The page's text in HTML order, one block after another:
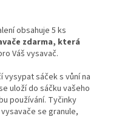
obsahuje 5 ks
zdarma, která
Váš vysavač.
vysypat sáček s vůní na
uloží do sáčku vašeho
používání. Tyčinky
se granule,